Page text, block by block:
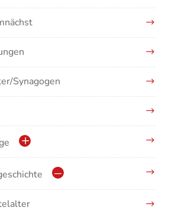
Synagogen
in Baden-Württemberg